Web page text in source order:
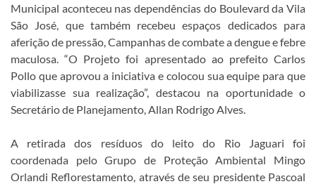
Municipal aconteceu nas dependências do Boulevard da Vila
São José, que também recebeu espaços dedicados para
aferição de pressão, Campanhas de combate a dengue e febre
maculosa. “O Projeto foi apresentado ao prefeito Carlos
Pollo que aprovou a iniciativa e colocou sua equipe para que
viabilizasse sua realização”, destacou na oportunidade o
Secretário de Planejamento, Allan Rodrigo Alves.
A retirada dos resíduos do leito do Rio Jaguari foi
coordenada pelo Grupo de Proteção Ambiental Mingo
Orlandi Reflorestamento, através de seu presidente Pascoal